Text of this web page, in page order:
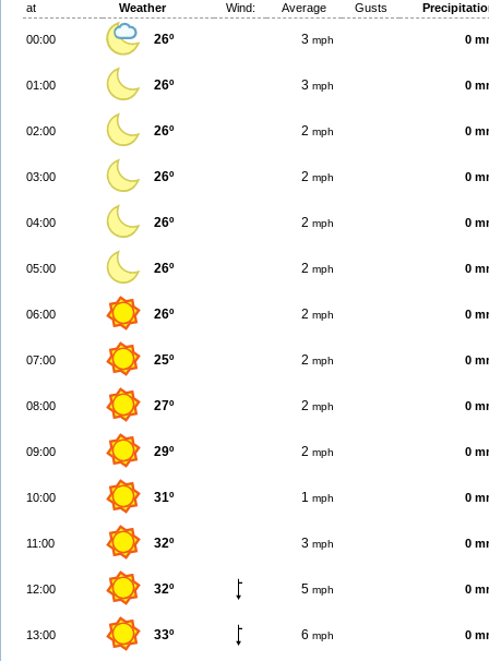
at Weather Wind: Average Gusts
00:00 26º 3 mph 0
01:00 26º 3 mph 0
02:00 26º 2 mph 0
03:00 26º 2 mph 0
04:00 26º 2 mph 0
05:00 26º 2 mph 0
06:00 26º 2 mph 0
07:00 25º 2 mph 0
08:00 27º 2 mph 0
09:00 29º 2 mph 0
10:00 31º 1 mph 0
11:00 32º 3 mph 0
12:00 32º 5 mph 0
13:00 33º 6 mph 0